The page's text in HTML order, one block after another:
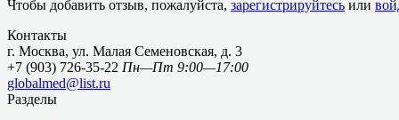
Чтобы добавить отзыв, пожалуйста, зарегистрируйтесь или
Контакты
г. Москва, ул. Малая Семеновская, д. 3
+7 (903) 726-35-22 Пн—Пт 9:00—17:00
globalmed@list.ru
Разделы